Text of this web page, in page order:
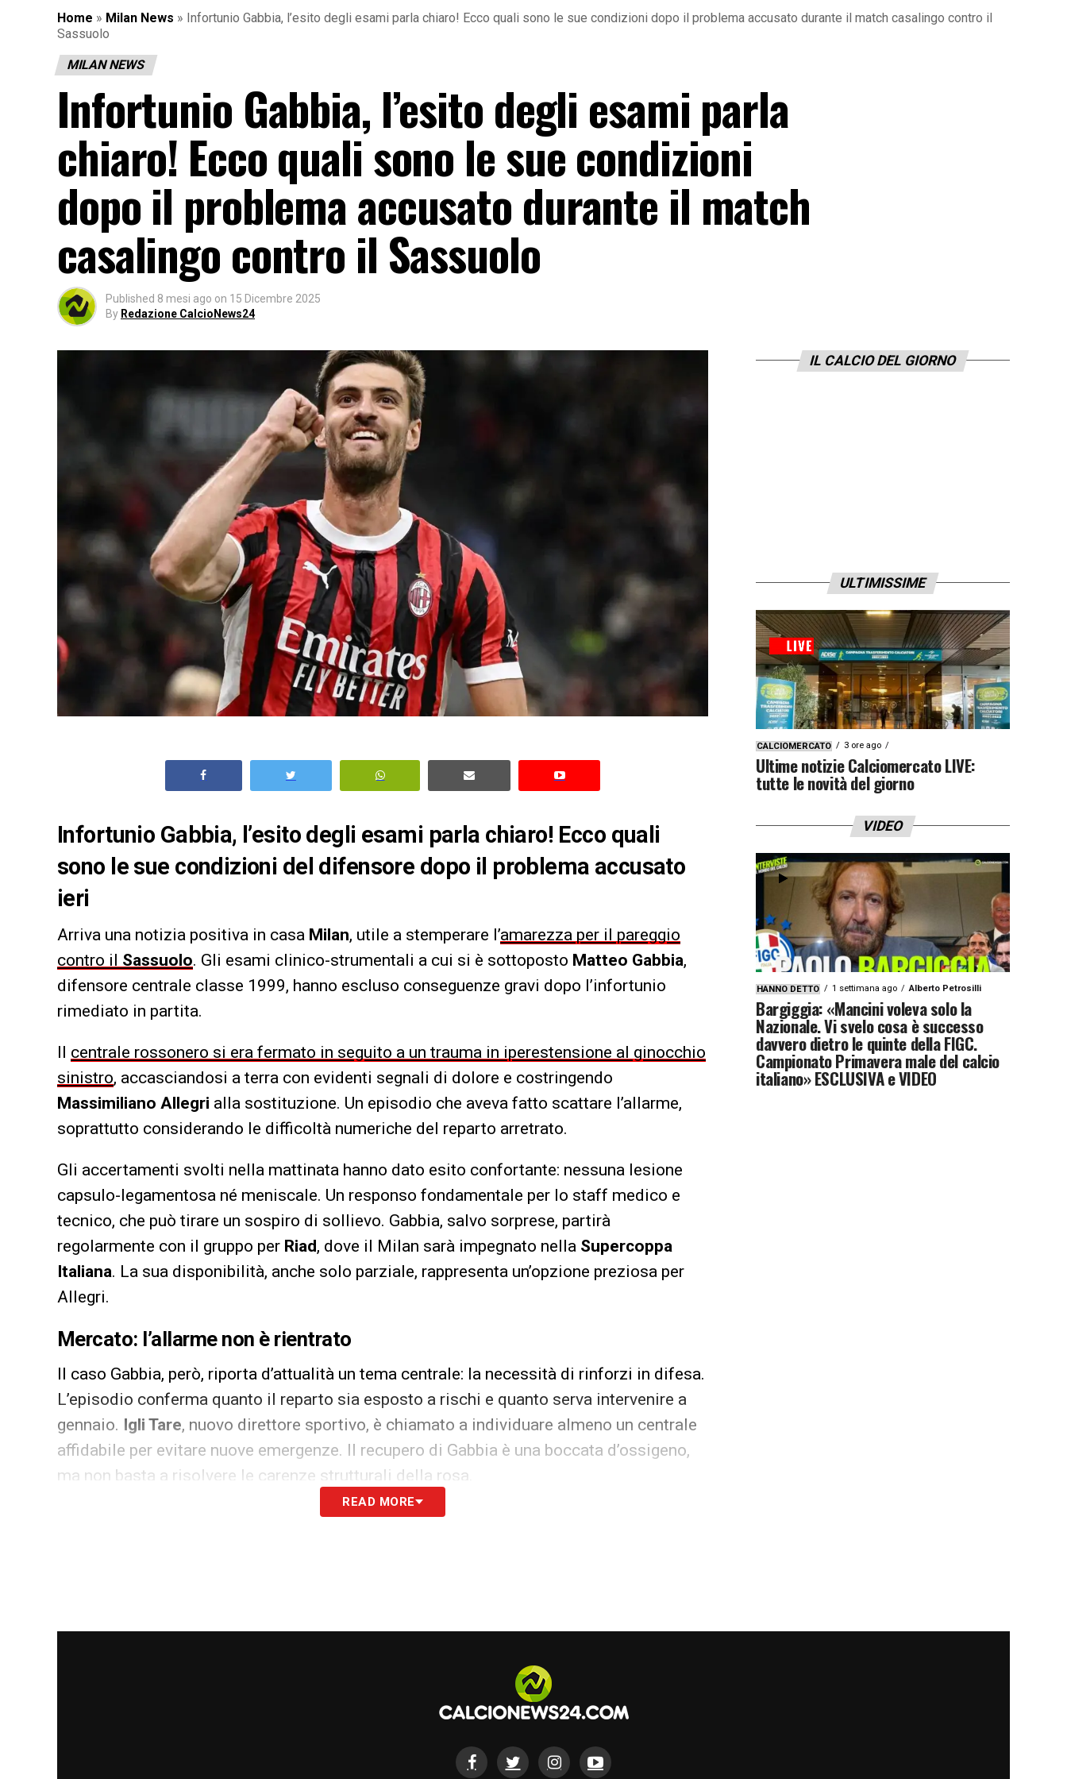
Home » Milan News » Infortunio Gabbia, l’esito degli esami parla chiaro! Ecco quali sono le sue condizioni dopo il problema accusato durante il match casalingo contro il
Sassuolo
MILAN NEWS
Infortunio Gabbia, l’esito degli esami parla
chiaro! Ecco quali sono le sue condizioni
dopo il problema accusato durante il match
casalingo contro il Sassuolo
Published 8 mesi ago on 15 Dicembre 2025
By Redazione CalcioNews24
Infortunio Gabbia, l’esito degli esami parla chiaro! Ecco quali
sono le sue condizioni del difensore dopo il problema accusato
ieri
Arriva una notizia positiva in casa Milan, utile a stemperare l’amarezza per il pareggio
contro il Sassuolo. Gli esami clinico-strumentali a cui si è sottoposto Matteo Gabbia,
difensore centrale classe 1999, hanno escluso conseguenze gravi dopo l’infortunio
rimediato in partita.
Il centrale rossonero si era fermato in seguito a un trauma in iperestensione al ginocchio
sinistro, accasciandosi a terra con evidenti segnali di dolore e costringendo
Massimiliano Allegri alla sostituzione. Un episodio che aveva fatto scattare l’allarme,
soprattutto considerando le difficoltà numeriche del reparto arretrato.
Gli accertamenti svolti nella mattinata hanno dato esito confortante: nessuna lesione
capsulo-legamentosa né meniscale. Un responso fondamentale per lo staff medico e
tecnico, che può tirare un sospiro di sollievo. Gabbia, salvo sorprese, partirà
regolarmente con il gruppo per Riad, dove il Milan sarà impegnato nella Supercoppa
Italiana. La sua disponibilità, anche solo parziale, rappresenta un’opzione preziosa per
Allegri.
Mercato: l’allarme non è rientrato
Il caso Gabbia, però, riporta d’attualità un tema centrale: la necessità di rinforzi in difesa.
L’episodio conferma quanto il reparto sia esposto a rischi e quanto serva intervenire a
gennaio. Igli Tare, nuovo direttore sportivo, è chiamato a individuare almeno un centrale
affidabile per evitare nuove emergenze. Il recupero di Gabbia è una boccata d’ossigeno,
ma non basta a risolvere le carenze strutturali della rosa.
READ MORE
IL CALCIO DEL GIORNO
ULTIMISSIME
CALCIOMERCATO 3 ore ago
Ultime notizie Calciomercato LIVE:
tutte le novità del giorno
VIDEO
HANNO DETTO 1 settimana ago Alberto Petrosilli
Bargiggia: «Mancini voleva solo la
Nazionale. Vi svelo cosa è successo
davvero dietro le quinte della FIGC.
Campionato Primavera male del calcio
italiano» ESCLUSIVA e VIDEO